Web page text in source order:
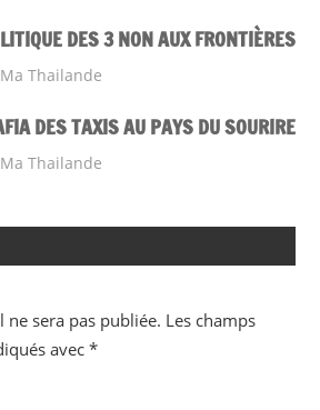
DES 3 NON AUX FRONTIÈRES
Ma Thailande
DES TAXIS AU PAYS DU SOURIRE
Ma Thailande
ne sera pas publiée. Les champs
avec *